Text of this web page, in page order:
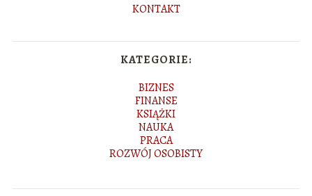
KONTAKT
KATEGORIE:
BIZNES
FINANSE
KSIĄŻKI
NAUKA
PRACA
ROZWÓJ OSOBISTY